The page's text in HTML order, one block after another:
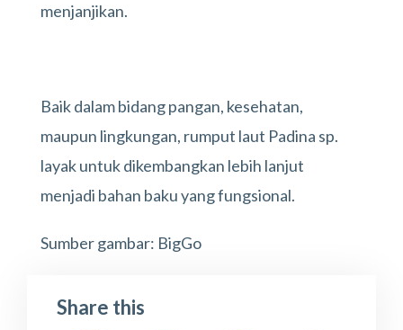
menjanjikan.
Baik dalam bidang pangan, kesehatan,
maupun lingkungan, rumput laut Padina sp.
layak untuk dikembangkan lebih lanjut
menjadi bahan baku yang fungsional.
Sumber gambar: BigGo
Share this